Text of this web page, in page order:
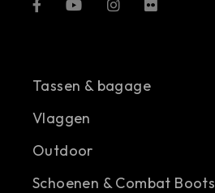
Tassen & bagage
Vlaggen
Outdoor
Schoenen & Combat Boots